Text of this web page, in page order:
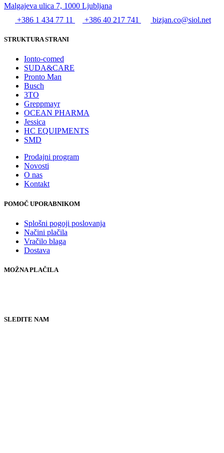
Malgajeva ulica 7, 1000 Ljubljana
+386 1 434 77 11
+386 40 217 741 bizjan.co@siol.net
STRUKTURA STRANI
Ionto-comed
SUDA&CARE
Pronto Man
Busch
3TO
Greppmayr
OCEAN PHARMA
Jessica
HC EQUIPMENTS
SMD
Prodajni program
Novosti
O nas
Kontakt
POMOČ UPORABNIKOM
Splošni pogoji poslovanja
Načini plačila
Vračilo blaga
Dostava
MOŽNA PLAČILA
SLEDITE NAM